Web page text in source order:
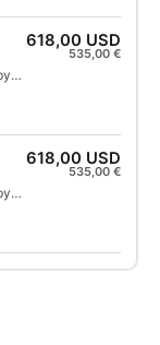
618,00 USD
535,00 €
618,00 USD
535,00 €